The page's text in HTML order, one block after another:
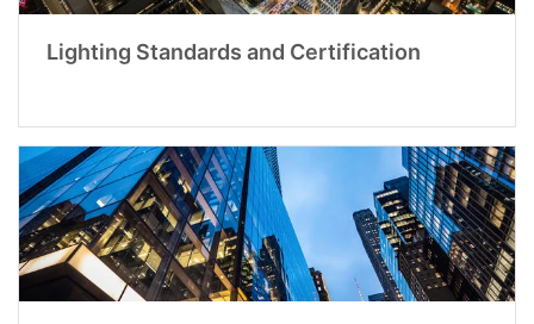
Lighting Standards and Certification